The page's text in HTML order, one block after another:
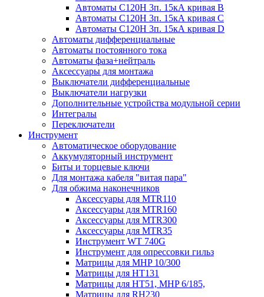
Автоматы С120Н 3п. 15кА кривая B
Автоматы С120Н 3п. 15кА кривая C
Автоматы С120Н 3п. 15кА кривая D
Автоматы дифференциальные
Автоматы постоянного тока
Автоматы фаза+нейтраль
Аксессуары для монтажа
Выключатели дифференциальные
Выключатели нагрузки
Дополнительные устройства модульной серии
Интегралы
Переключатели
Инструмент
Автоматическое оборудование
Аккумуляторный инструмент
Биты и торцевые ключи
Для монтажа кабеля "витая пара"
Для обжима наконечников
Аксессуары для MTR110
Аксессуары для MTR160
Аксессуары для MTR300
Аксессуары для MTR35
Инструмент WT 740G
Инструмент для опрессовки гильз
Матрицы для MHP 10/300
Матрицы для НТ131
Матрицы для НТ51, MHP 6/185,
Матрицы для RH230